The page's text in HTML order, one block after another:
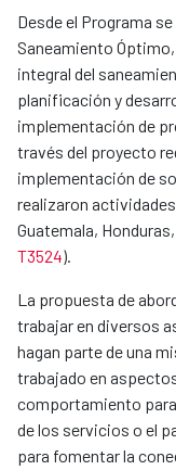
Desde el Programa
Saneamiento
integral del
planificación y
implementación de
través del proyecto
implementación de
realizaron
Guatemala,
T3524).
La propuesta de
trabajar en diversos
hagan parte de una
trabajado en
comportamiento
de los servicios o el
para fomentar la